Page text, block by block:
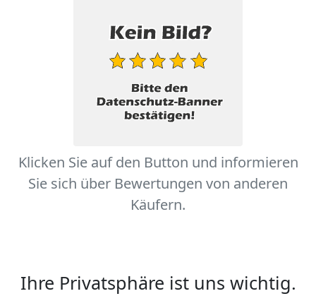
Klicken Sie auf den Button und informieren
Sie sich über Bewertungen von anderen
Käufern.
Ihre Privatsphäre ist uns wichtig.